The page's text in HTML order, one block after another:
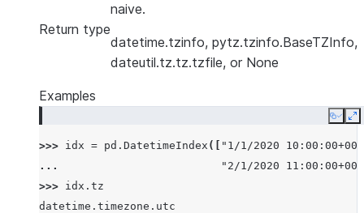
naive.
Return type
datetime.tzinfo, pytz.tzinfo.BaseTZInfo,
dateutil.tz.tz.tzfile, or None
Examples
Copy
>>> idx = pd . DatetimeIndex ([
"1/1/2020
...
"2/1/2020
>>> idx . tz
datetime.timezone.utc